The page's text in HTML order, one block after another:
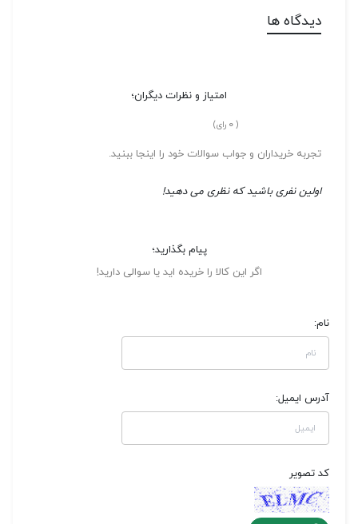
دیدگاه ها
امتیاز و نظرات دیگران؛
(
0 رای)
تجربه خریداران و جواب سوالات خود را اینجا ببنید.
اولین نفری باشید که نظری می دهید!
پیام بگذارید؛
اگر این کالا را خریده اید یا سوالی دارید!
نام:
آدرس ایمیل:
کد تصویر